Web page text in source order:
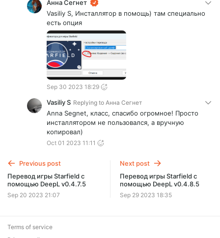
Анна Сегнет
Vasiliy S, Инсталлятор в помощь) там специально
есть опция
Sep 30 2023 18:29
Vasiliy S Replying to Анна Сегнет
Anna Segnet, класс, спасибо огромное! Просто
инсталлятором не пользовался, а вручную
копировал)
Oct 01 2023 11:11
Previous post
Перевод игры Starfield с
помощью DeepL v0.4.7.5
Sep 20 2023 21:07
Next post
Перевод игры Starfield с
помощью DeepL v0.4.8.5
Sep 29 2023 18:35
Terms of service